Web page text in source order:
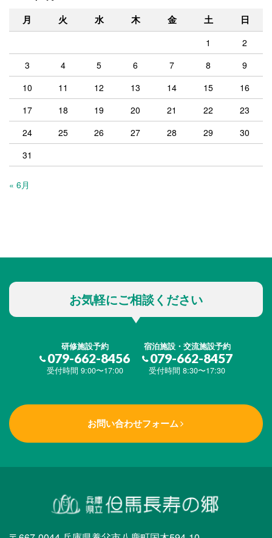
月 火 水 木 金 土 日
1
2
3
4 5 6 7 8
9
10
11 12 13 14 15
16
17
18 19 20 21 22
23
24
25 26 27 28 29
30
31
« 6月
お気軽にご相談ください
研修施設予約
079-662-8456
受付時間 9:00〜17:00
宿泊施設・交流施設予約
079-662-8457
受付時間 8:30〜17:30
お問い合わせフォーム